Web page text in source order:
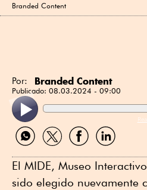
Branded Content
Por: Branded Content
Publicado: 08.03.2024 - 09:00
Compartir
por
Compartir
por
Compartir
por
Compartir
por
El MIDE, Museo
sido elegido nuevamente